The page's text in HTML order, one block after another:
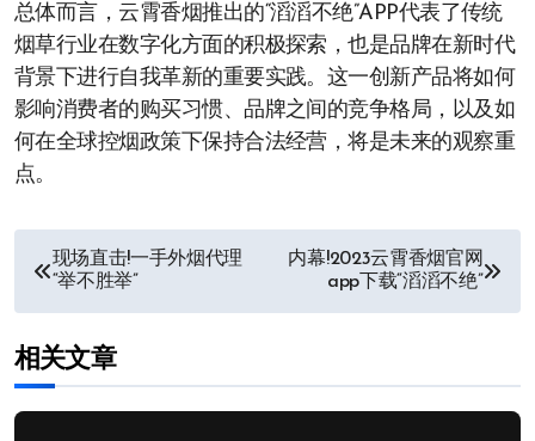
总体而言，云霄香烟推出的“滔滔不绝”APP代表了传统
烟草行业在数字化方面的积极探索，也是品牌在新时代
背景下进行自我革新的重要实践。这一创新产品将如何
影响消费者的购买习惯、品牌之间的竞争格局，以及如
何在全球控烟政策下保持合法经营，将是未来的观察重
点。
文
章
导
航
现场直击!一手外烟代理
“举不胜举”
内幕!2023云霄香烟官网
app下载“滔滔不绝”
相关文章